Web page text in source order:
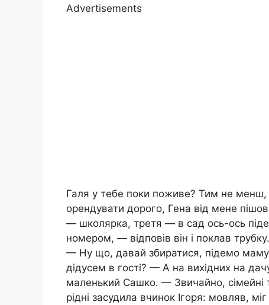
Advertisements
Галя у тебе поки поживе? Тим не менш,
орендувати дорого, Гена від мене
— школярка, третя — в сад ось-ось
номером, — відповів він і поклав
— Ну що, давай збиратися, підемо маму
дідусем в гості? — А на вихідних на
маленький Сашко. — Звичайно,
рідні засудила вчинок Ігоря: мовляв,